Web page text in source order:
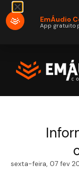
sexta-feira, 07 fev
EmÁudio
App gratuito